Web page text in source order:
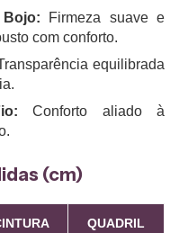
Firmeza suave e
com conforto.
equilibrada
Conforto aliado à
(cm)
QUADRIL